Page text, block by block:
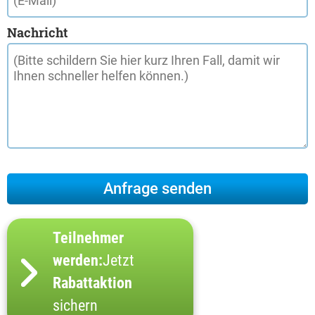
Nachricht
Teilnehmer
werden:Jetzt
Rabattaktion
sichern